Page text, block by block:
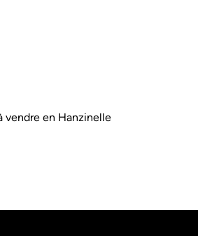
vendre en Hanzinelle